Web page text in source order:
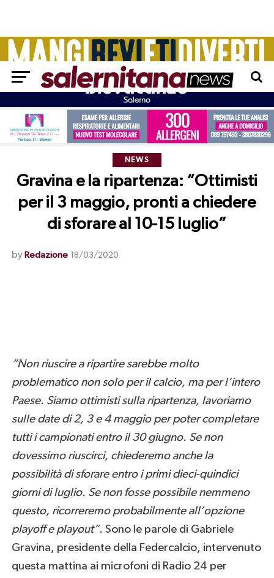
NEWS
Gravina e la ripartenza: “Ottimisti
per il 3 maggio, pronti a chiedere
di sforare al 10-15 luglio”
by Redazione 18/03/2020
“Non riuscire a ripartire sarebbe molto
problematico non solo per il calcio, ma per l’intero
Paese. Siamo ottimisti sulla ripartenza, lavoriamo
sulle date di 2, 3 e 4 maggio per poter completare
tutti i campionati entro il 30 giugno. Se non
dovessimo riuscirci, chiederemo anche la
possibilità di sforare entro i primi dieci-quindici
giorni di luglio. Se non fosse possibile nemmeno
questo, ricorreremo probabilmente all’opzione
playoff e playout”. Sono le parole di Gabriele
Gravina, presidente della Federcalcio, intervenuto
questa mattina ai microfoni di Radio 24 per